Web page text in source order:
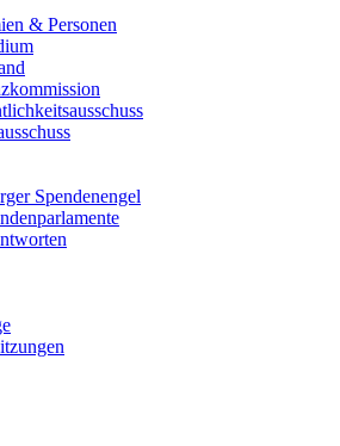
& Personen
Spendenengel